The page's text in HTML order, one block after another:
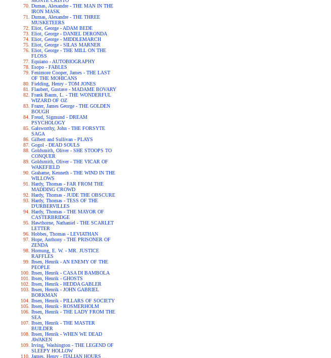
Dumas, Alexandre - THE MAN IN THE
IRON MASK
Dumas, Alexandre - THE THREE
MUSKETEERS
Eliot, George - ADAM BEDE
Eliot, George - DANIEL DERONDA
Eliot, George - MIDDLEMARCH
Eliot, George - SILAS MARNER
Eliot, George - THE MILL ON THE
FLOSS
Equiano - AUTOBIOGRAPHY
Esopo - FABLES
Fenimore Cooper, James - THE LAST
OF THE MOHICANS
Fielding, Henry - TOM JONES
Flaubert, Gustave - MADAME BOVARY
Frank Baum, L. - THE WONDERFUL
WIZARD OF OZ
Frazer, James George - THE GOLDEN
BOUGH
Freud, Sigmund - DREAM
PSYCHOLOGY
Galsworthy, John - THE FORSYTE
SAGA
Gilbert and Sullivan - PLAYS
Gogol - DEAD SOULS
Goldsmith, Oliver - SHE STOOPS TO
CONQUER
Goldsmith, Oliver - THE VICAR OF
WAKEFIELD
Grahame, Kenneth - THE WIND IN THE
WILLOWS
Hardy, Thomas - FAR FROM THE
MADDING CROWD
Hardy, Thomas - JUDE THE OBSCURE
Hardy, Thomas - TESS OF THE
D'URBERVILLES
Hardy, Thomas - THE MAYOR OF
CASTERBRIDGE
Hawthorne, Nathaniel - THE SCARLET
LETTER
Hobbes, Thomas - LEVIATHAN
Hope, Anthony - THE PRISONER OF
ZENDA
Hornung, E. W. - MR. JUSTICE
RAFFLES
Ibsen, Henrik - AN ENEMY OF THE
PEOPLE
Ibsen, Henrik - CASA DI BAMBOLA
Ibsen, Henrik - GHOSTS
Ibsen, Henrik - HEDDA GABLER
Ibsen, Henrik - JOHN GABRIEL
BORKMAN
Ibsen, Henrik - PILLARS OF SOCIETY
Ibsen, Henrik - ROSMERHOLM
Ibsen, Henrik - THE LADY FROM THE
SEA
Ibsen, Henrik - THE MASTER
BUILDER
Ibsen, Henrik - WHEN WE DEAD
AWAKEN
Irving, Washington - THE LEGEND OF
SLEEPY HOLLOW
James, Henry - ITALIAN HOURS